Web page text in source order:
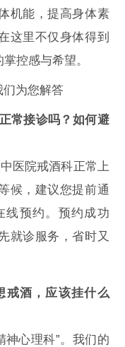
机能，提高身体素
这里不仅身体得到
控感与希望。
们为您解答
常接诊吗？如何避
医院戒酒科正常上
候，建议您提前通
线预约。预约成功
就诊服务，省时又
戒酒，应该挂什么
神心理科”。我们的